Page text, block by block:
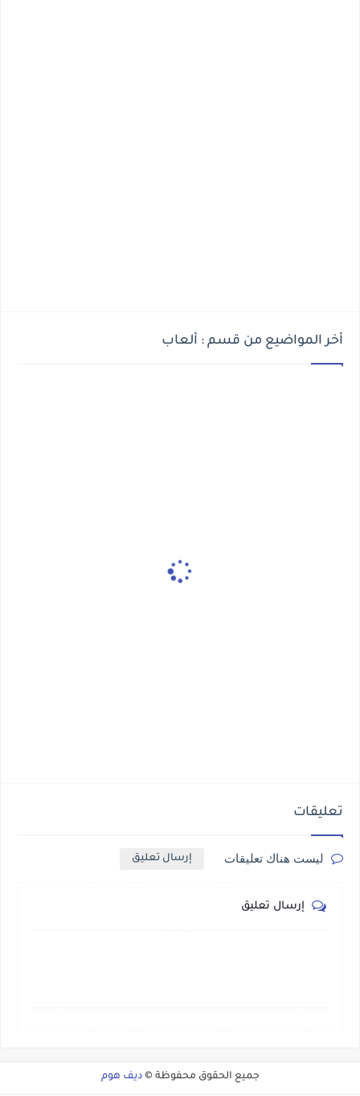
أخر المواضيع من قسم : ألعاب
تعليقات
ليست هناك تعليقات إرسال تعليق
إرسال تعليق
جميع الحقوق محفوظة © ديف هوم